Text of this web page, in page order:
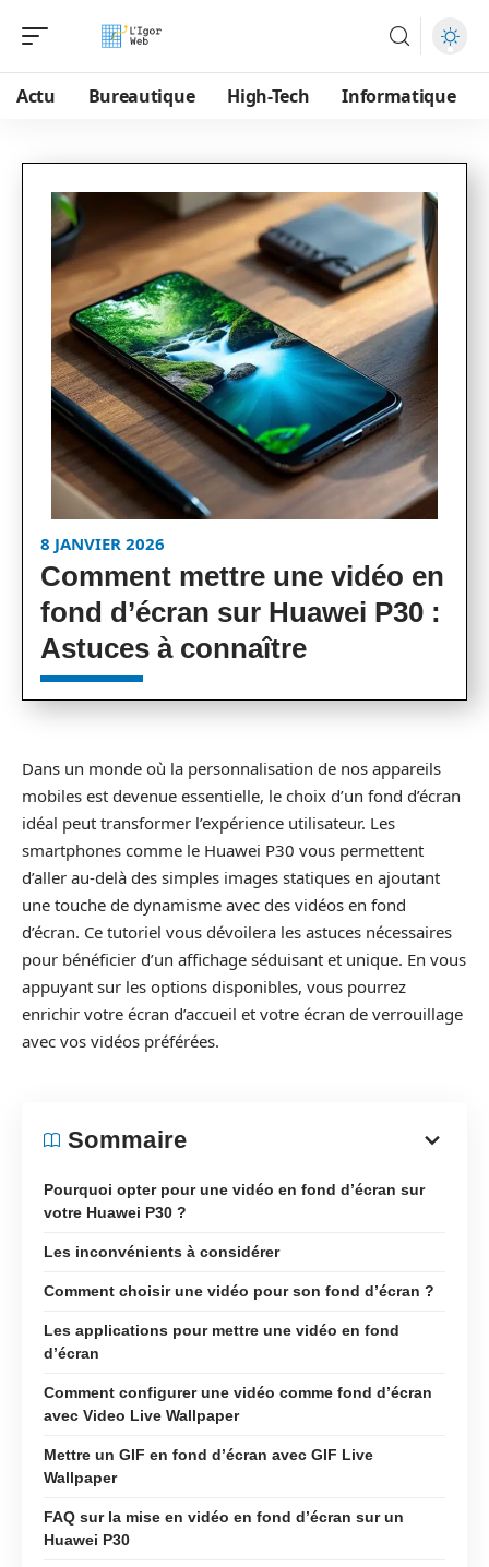
Actu Bureautique High-Tech Informatique
8 JANVIER 2026
Comment mettre une vidéo en
fond d’écran sur Huawei P30 :
Astuces à connaître
Dans un monde où la personnalisation de nos appareils
mobiles est devenue essentielle, le choix d’un fond d’écran
idéal peut transformer l’expérience utilisateur. Les
smartphones comme le Huawei P30 vous permettent
d’aller au-delà des simples images statiques en ajoutant
une touche de dynamisme avec des vidéos en fond
d’écran. Ce tutoriel vous dévoilera les astuces nécessaires
pour bénéficier d’un affichage séduisant et unique. En vous
appuyant sur les options disponibles, vous pourrez
enrichir votre écran d’accueil et votre écran de verrouillage
avec vos vidéos préférées.
Sommaire
Pourquoi opter pour une vidéo en fond d’écran sur
votre Huawei P30 ?
Les inconvénients à considérer
Comment choisir une vidéo pour son fond d’écran ?
Les applications pour mettre une vidéo en fond
d’écran
Comment configurer une vidéo comme fond d’écran
avec Video Live Wallpaper
Mettre un GIF en fond d’écran avec GIF Live
Wallpaper
FAQ sur la mise en vidéo en fond d’écran sur un
Huawei P30